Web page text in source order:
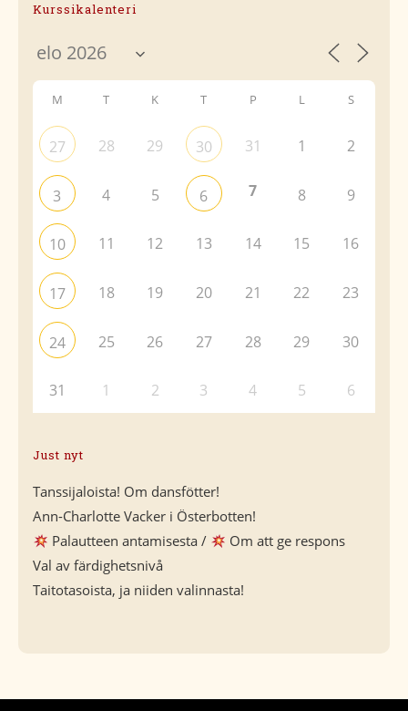
Kurssikalenteri
M T K T P L S
27 28 29 30 31 1 2
3 4 5 6 7 8 9
10 11 12 13 14 15 16
17 18 19 20 21 22 23
24 25 26 27 28 29 30
31 1 2 3 4 5 6
Just nyt
Tanssijaloista! Om dansfötter!
Ann-Charlotte Vacker i Österbotten!
Palautteen antamisesta /
Om att ge respons
Val av färdighetsnivå
Taitotasoista, ja niiden valinnasta!